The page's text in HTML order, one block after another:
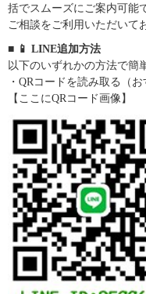
括でスムーズにご案内可能
ご相談をご利用いただいて
■ 📱 LINE追加方法
以下のいずれかの方法で簡
・QRコードを読み取る（お
【ここにQRコード画像】